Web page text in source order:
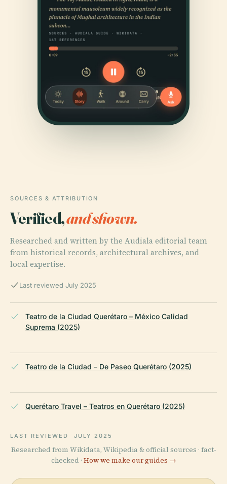
SOURCES & ATTRIBUTION
Verified,and shown.
Researched and written by the Audiala editorial team
from historical records, architectural archives, and
local expertise.
Last reviewed July 2025
Teatro de la Ciudad Querétaro – México Calidad
Suprema (2025)
Teatro de la Ciudad – De Paseo Querétaro (2025)
Querétaro Travel – Teatros en Querétaro (2025)
LAST REVIEWED JULY 2025
Researched from Wikidata, Wikipedia & official sources · fact-
checked · How we make our guides →